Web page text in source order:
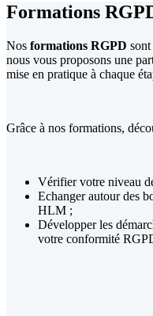
Formations
Nos formations RGPD
nous vous proposons une
mise en pratique à chaque
Grâce à nos formations,
Vérifier votre niveau
Echanger autour des
HLM ;
Développer les
votre conformité